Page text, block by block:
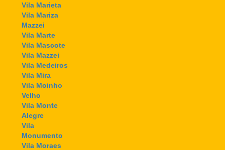
Vila Marieta
Vila Mariza
Mazzei
Vila Marte
Vila Mascote
Vila Mazzei
Vila Medeiros
Vila Mira
Vila Moinho
Velho
Vila Monte
Alegre
Vila
Monumento
Vila Moraes